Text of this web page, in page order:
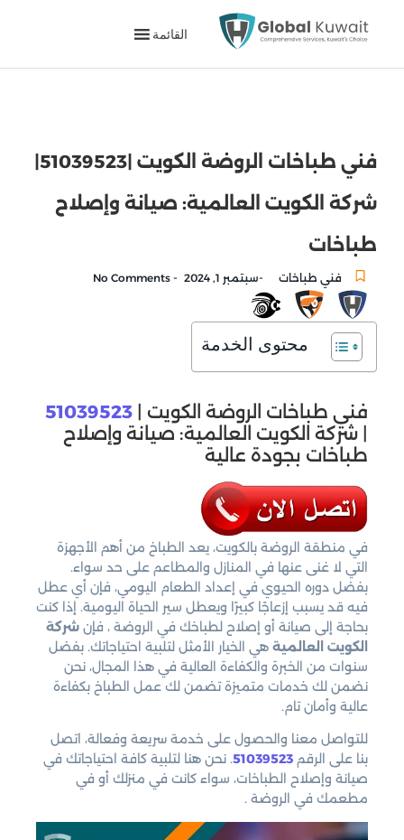
القائمة
شركة الكويت العالمية: صيانة وإصلاح
طباخات
فني طباخات -سبتمبر 1, 2024 -
محتوى الخدمة
فني طباخات الروضة الكويت | 51039523
| شركة الكويت العالمية: صيانة وإصلاح
طباخات بجودة عالية
في منطقة الروضة بالكويت، يعد الطباخ من أهم الأجهزة
التي لا غنى عنها في المنازل والمطاعم على حد سواء.
بفضل دوره الحيوي في إعداد الطعام اليومي، فإن أي عطل
فيه قد يسبب إزعاجًا كبيرًا ويعطل سير الحياة اليومية. إذا كنت
بحاجة إلى صيانة أو إصلاح لطباخك في الروضة ، فإن شركة
الكويت العالمية هي الخيار الأمثل لتلبية احتياجاتك. بفضل
سنوات من الخبرة والكفاءة العالية في هذا المجال، نحن
نضمن لك خدمات متميزة تضمن لك عمل الطباخ بكفاءة
عالية وأمان تام.
للتواصل معنا والحصول على خدمة سريعة وفعالة، اتصل
بنا على الرقم 51039523. نحن هنا لتلبية كافة احتياجاتك في
صيانة وإصلاح الطباخات، سواء كانت في منزلك أو في
مطعمك في الروضة .